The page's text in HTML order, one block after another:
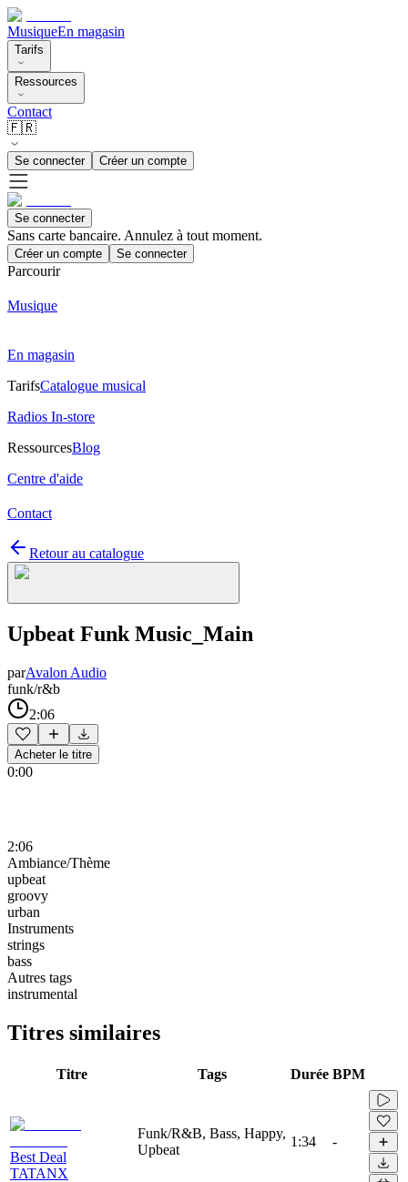
MusiqueEn magasin
Tarifs
Ressources
Contact
🇫🇷
Se connecter Créer un compte
Se connecter
Sans carte bancaire. Annulez à tout moment.
Créer un compte Se connecter
Parcourir
Musique
En magasin
TarifsCatalogue musical
Radios In-store
RessourcesBlog
Centre d'aide
Contact
Retour au catalogue
Upbeat Funk Music_Main
parAvalon Audio
funk/r&b
2:06
Acheter le titre
0:00
2:06
Ambiance/Thème
upbeat
groovy
urban
Instruments
strings
bass
Autres tags
instrumental
Titres similaires
Titre Tags Durée BPM
Best Deal
TATANX
Funk/R&B, Bass, Happy,
Upbeat
1:34 -